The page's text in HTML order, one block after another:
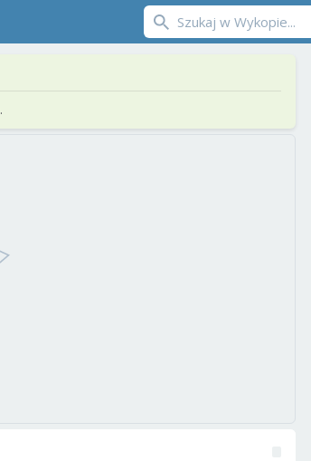
.